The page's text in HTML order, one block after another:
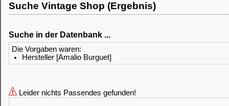
Suche Vintage Shop (Ergebnis)
Suche in der Datenbank ...
Die Vorgaben waren:
Hersteller [Amalio Burguet]
Leider nichts Passendes gefunden!